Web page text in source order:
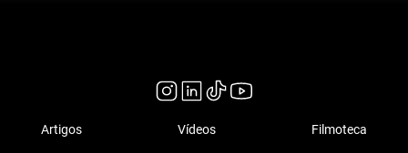
Artigos Vídeos Filmoteca